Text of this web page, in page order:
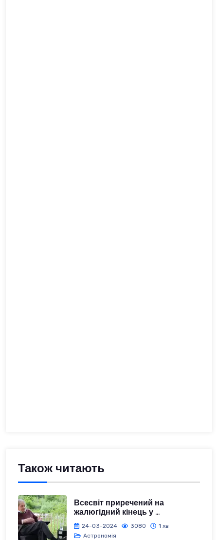
Також читають
Всесвіт приречений на
жалюгідний кінець у ...
24-03-2024 3080
1 хв
Астрономія